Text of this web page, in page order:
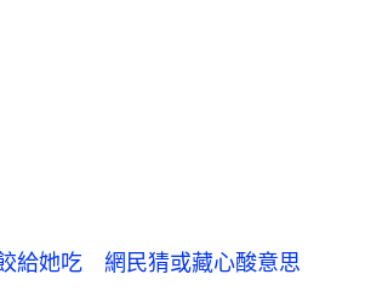
給她吃 網民猜或藏心酸意思